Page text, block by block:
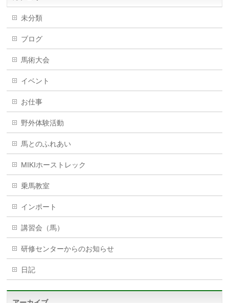
未分類
ブログ
馬術大会
イベント
お仕事
野外体験活動
馬とのふれあい
MIKIホーストレック
乗馬教室
インポート
講習会（馬）
研修センターからのお知らせ
日記